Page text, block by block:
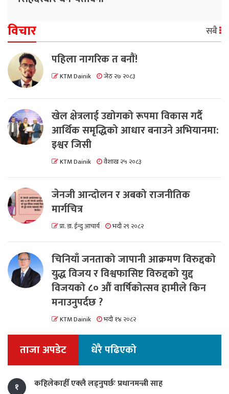
विचार सबै
पहिला नागरिक त बनाैं!
KTM Dainik जेठ २७ २०८३
खेल क्षेत्रलाई उद्योगको रूपमा विकास गर्दै
आर्थिक समृद्धिको आधार बनाउने अभियानमा:
इश्वर जिसी
KTM Dainik वैशाख २५ २०८३
जेनजी आन्दोलन र अबको राजनीतिक
मार्गचित्र
प्रा. डा. ईन्दु आचार्य भदौ २९ २०८२
चिनियाँ जनताको जापानी आक्रमण विरुद्दको
युद्ध विजय र विश्वफासिष्ट विरुद्दको युद्द
विजयको ८० औं वार्षिकोत्सव हामीले किन
मनाउनुपर्दछ ?
KTM Dainik भदौ १४ २०८२
ताजा अपडेट धेरै पढिएको
१ कहिलेकाहीँ एक्लै लड्नुपर्छः प्रधानमन्त्री साह